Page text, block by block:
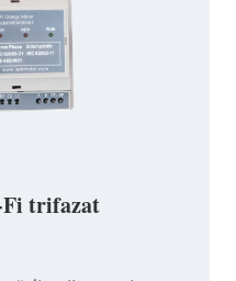
Fi trifazat